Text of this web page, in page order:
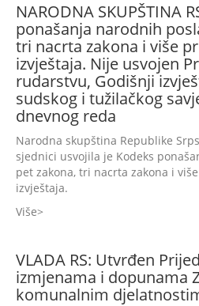
NARODNA SKUPŠTINA
ponašanja narodnih
tri nacrta zakona i više
izvještaja. Nije usvojen
rudarstvu, Godišnji
sudskog i tužilačkog
dnevnog reda
Narodna skupština Republike
sjednici usvojila je Kodeks
pet zakona, tri nacrta zakona i
izvještaja.
Više
VLADA RS: Utvrđen
izmjenama i dopunama
komunalnim